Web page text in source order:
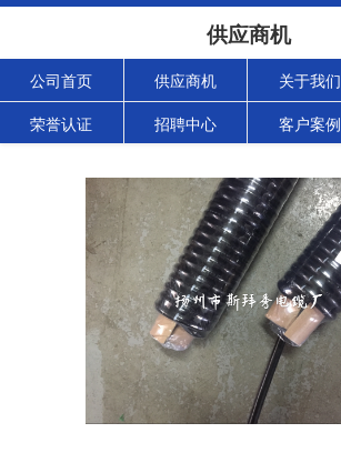
供应商机
公司首页 供应商机 关于我们
荣誉认证 招聘中心 客户案例